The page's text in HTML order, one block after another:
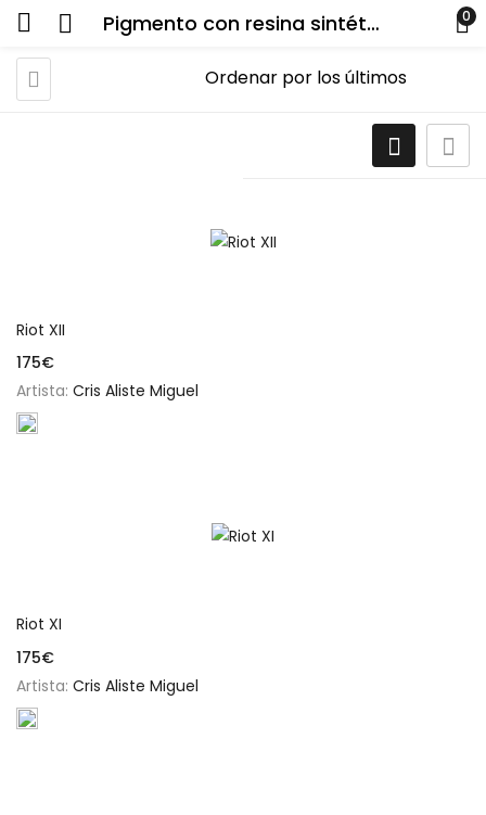
Pigmento con resina sintética 0
Riot XII
175€
Artista: Cris Aliste Miguel
Riot XI
175€
Artista: Cris Aliste Miguel